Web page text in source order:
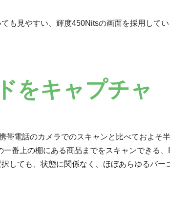
も見やすい、輝度450Nitsの画面を採用してい
をキャプチャ
電話のカメラでのスキャンと比べておよそ
番上の棚にある商品までをスキャンできる
ても、状態に関係なく、ほぼあらゆるバー